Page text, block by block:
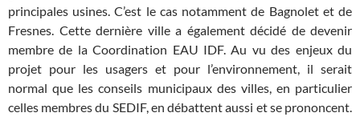
principales usines. C’est le cas notamment de Bagnolet et de
Fresnes. Cette dernière ville a également décidé de devenir
membre de la Coordination EAU IDF. Au vu des enjeux du
projet pour les usagers et pour l’environnement, il serait
normal que les conseils municipaux des villes, en particulier
celles membres du SEDIF, en débattent aussi et se prononcent.